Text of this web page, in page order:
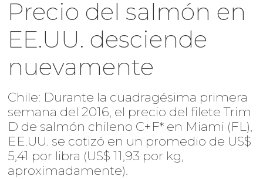
Precio del salmón en
EE.UU. desciende
nuevamente
Chile: Durante la cuadragésima primera
semana del 2016, el precio del filete Trim
D de salmón chileno C+F* en Miami (FL),
EE.UU. se cotizó en un promedio de US$
5,41 por libra (US$ 11,93 por kg,
aproximadamente).